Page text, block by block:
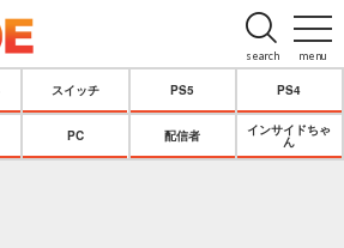
menu
search
スイッチ PS5 PS4
PC 配信者
インサイドちゃ
ん